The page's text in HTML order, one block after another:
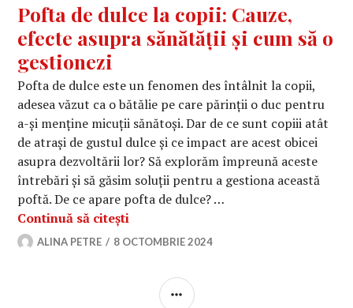
Pofta de dulce la copii: Cauze,
efecte asupra sănătății și cum să o
gestionezi
Pofta de dulce este un fenomen des întâlnit la copii,
adesea văzut ca o bătălie pe care părinții o duc pentru
a-și menține micuții sănătoși. Dar de ce sunt copiii atât
de atrași de gustul dulce și ce impact are acest obicei
asupra dezvoltării lor? Să explorăm împreună aceste
întrebări și să găsim soluții pentru a gestiona această
poftă. De ce apare pofta de dulce? …
Continuă să citești
ALINA PETRE 8 OCTOMBRIE 2024
BARĂ